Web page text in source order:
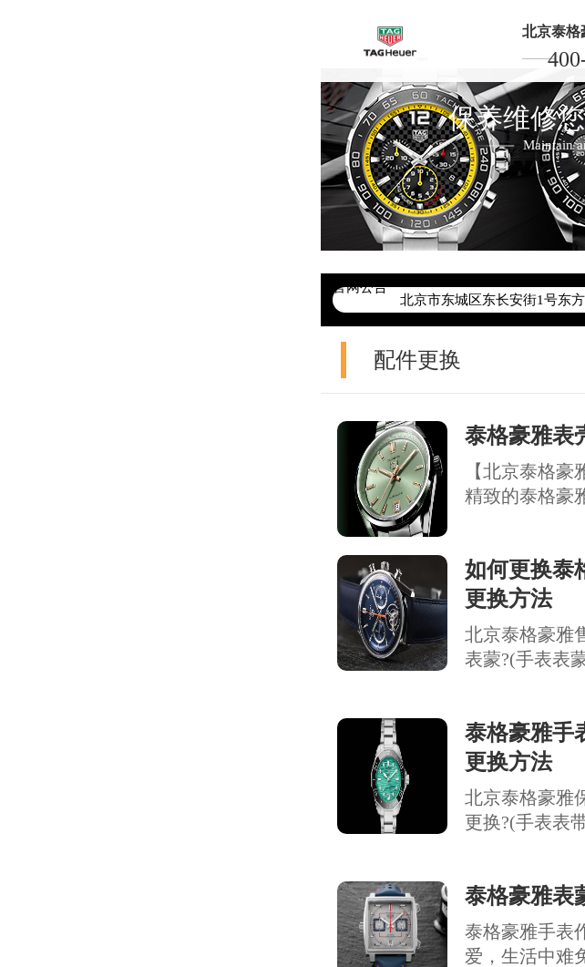
北京泰格
保养维修
Maintain
官网公告
>
2026年6月泰格豪雅北京市售
2026年6月北京市泰格豪雅官
2026年6月泰格豪雅售后服务
北京市东城区东长安街1号东
配件更换
泰格豪雅表
【北京泰格
精致的泰格豪
如何更换泰
更换方法
北京泰格豪雅
表蒙?(手表表
泰格豪雅手
更换方法
北京泰格豪雅
更换?(手表表
泰格豪雅表
泰格豪雅手表
爱，生活中难